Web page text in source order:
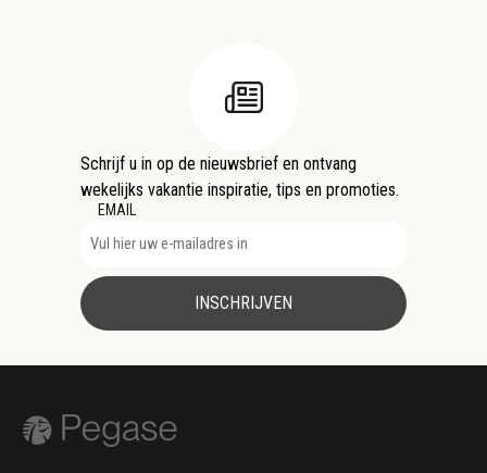
Schrijf u in op de nieuwsbrief en ontvang
wekelijks vakantie inspiratie, tips en promoties.
EMAIL
INSCHRIJVEN